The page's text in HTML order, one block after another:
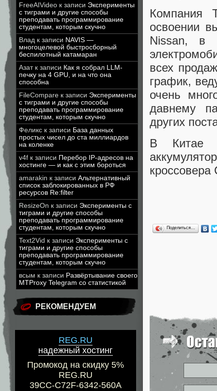
FreeAIVideo к записи Эксперименты
с тиграми и другие способы
преподавать программирование
студентам, которым скучно
Влад к записи NAVIS —
многоцелевой быстросборный
беспилотный катамаран
Азатк записи Как я собрал LLM-
печку на 4 GPU, и на что она
способна
FileCompare к записи Эксперименты
с тиграми и другие способы
преподавать программирование
студентам, которым скучно
Феликс к записи База данных
простых чисел до ста миллиардов
на коленке
v4f к записи Перебор IP-адресов на
хостинге — и как с этим бороться
amarakin к записи Альтернативный
список заблокированных в РФ
ресурсов Re:filter
ResizeOn к записи Эксперименты с
тиграми и другие способы
преподавать программирование
студентам, которым скучно
Text2Vid к записи Эксперименты с
тиграми и другие способы
преподавать программирование
студентам, которым скучно
всым к записи Развёртывание своего
MTProxy Telegram со статистикой
РЕКОМЕНДУЕМ
REG.RU
надежный хостинг
Промокод на скидку 5%
REG.RU
39CC-C72F-6342-560A
Компания
освоении
Nissan, в
всех
график,
очень
давнему
других
В Китае
Поделиться…